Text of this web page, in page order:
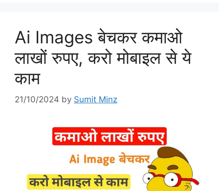
Ai Images बेचकर कमाओ
लाखों रुपए, करो मोबाइल से ये
काम
21/10/2024 by Sumit Minz